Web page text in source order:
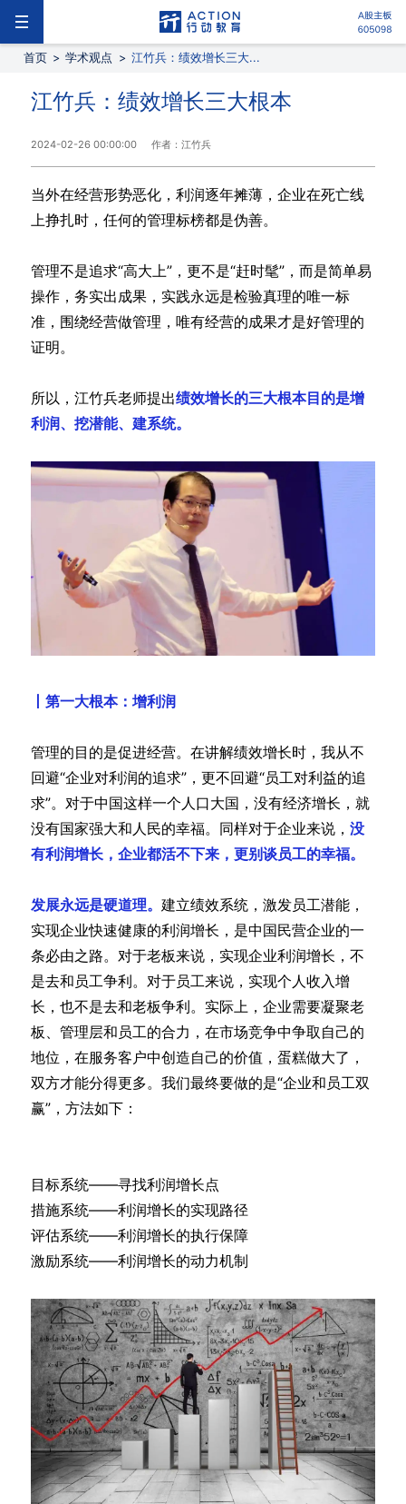
首页 > 学术观点 > 江竹兵：绩效增长三大...
江竹兵：绩效增长三大根本
2024-02-26 00:00:00 作者：江竹兵
当外在经营形势恶化，利润逐年摊薄，企业在死亡线
上挣扎时，任何的管理标榜都是伪善。
管理不是追求“高大上”，更不是“赶时髦”，而是简单易
操作，务实出成果，实践永远是检验真理的唯一标
准，围绕经营做管理，唯有经营的成果才是好管理的
证明。
所以，江竹兵老师提出绩效增长的三大根本目的是增
利润、挖潜能、建系统。
丨第一大根本：增利润
管理的目的是促进经营。在讲解绩效增长时，我从不
回避“企业对利润的追求”，更不回避“员工对利益的追
求”。对于中国这样一个人口大国，没有经济增长，就
没有国家强大和人民的幸福。同样对于企业来说， 没
有利润增长，企业都活不下来，更别谈员工的幸福。
发展永远是硬道理。 建立绩效系统，激发员工潜能，
实现企业快速健康的利润增长，是中国民营企业的一
条必由之路。对于老板来说，实现企业利润增长，不
是去和员工争利。对于员工来说，实现个人收入增
长，也不是去和老板争利。实际上，企业需要凝聚老
板、管理层和员工的合力，在市场竞争中争取自己的
地位，在服务客户中创造自己的价值，蛋糕做大了，
双方才能分得更多。我们最终要做的是“企业和员工双
赢”，方法如下：
目标系统——寻找利润增长点
措施系统——利润增长的实现路径
评估系统——利润增长的执行保障
激励系统——利润增长的动力机制